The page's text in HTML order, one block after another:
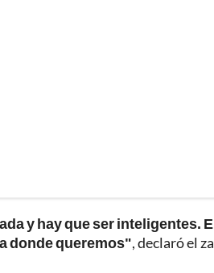
y hay que ser inteligentes.
donde queremos", declaró el